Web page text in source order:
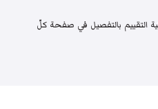
التقييم بالتفصيل في صفحة كلّ